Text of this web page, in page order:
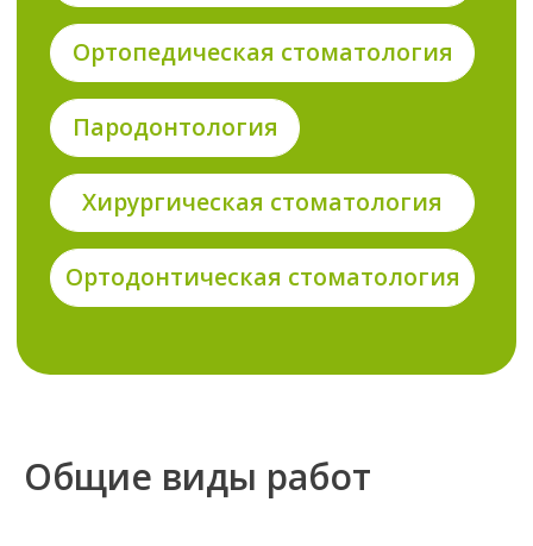
Ортодонтическая стоматология
Общие виды работ